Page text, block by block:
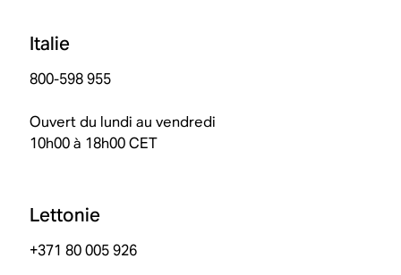
Italie
800-598 955
Ouvert du lundi au vendredi
10h00 à 18h00 CET
Lettonie
+371 80 005 926